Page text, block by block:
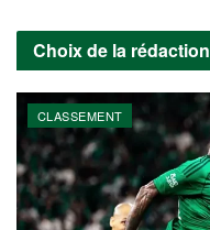
Choix de la rédaction
CLASSEMENT